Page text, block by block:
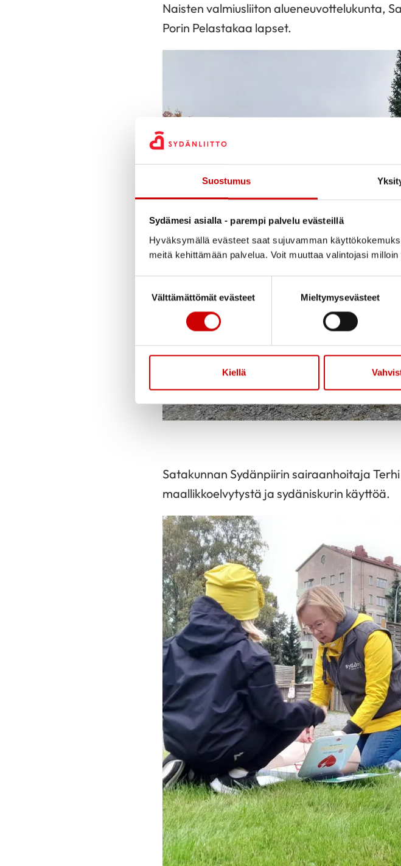
Suostumus
Sydämesi asialla - parempi palvelu evästeillä
Hyväksymällä evästeet saat sujuvamman
meitä kehittämään palvelua. Voit muuttaa valintojasi
Välttämättömät evästeet
Mieltymysevästeet
Kiellä
Naisten valmiusliiton alueneuvottelukunta,
Porin Pelastakaa lapset.
Satakunnan Sydänpiirin sairaanhoitaja
maallikkoelvytystä ja sydäniskurin käyttöä.